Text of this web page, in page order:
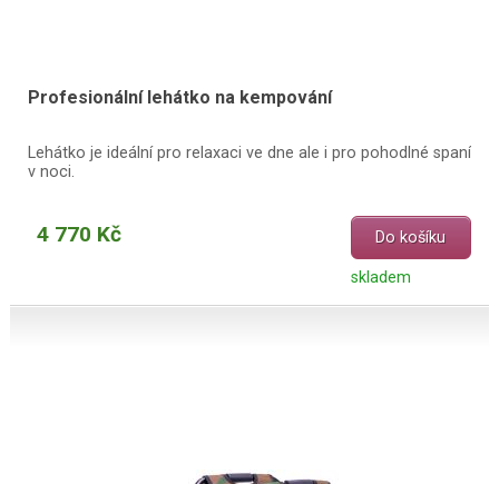
Profesionální lehátko na kempování
Lehátko je ideální pro relaxaci ve dne ale i pro pohodlné spaní
v noci.
4 770 Kč Do košíku
skladem